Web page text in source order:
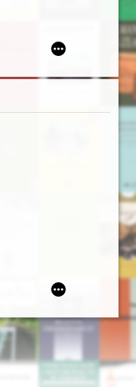
Wojska Polskiego w
i brunatnej